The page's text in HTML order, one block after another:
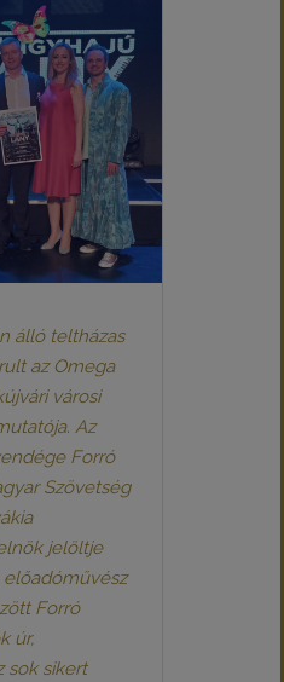
álló teltházas
az Omega
városi
Az
Forró
Szövetség
jelöltje
Forró
úr,
sok sikert